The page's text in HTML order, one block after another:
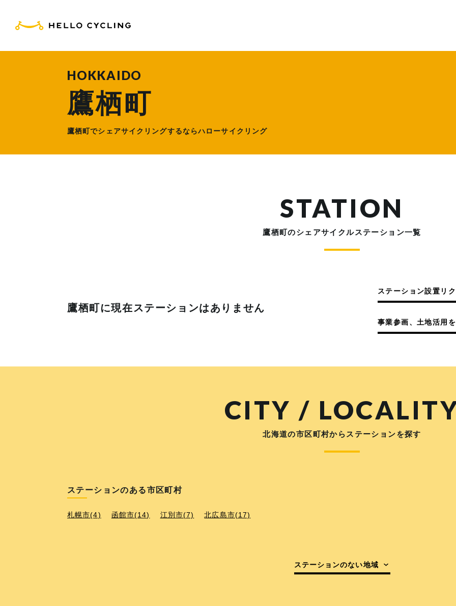
HOKKAIDO
鷹栖町
鷹栖町でシェアサイクリングするならハローサイクリング
STATION
鷹栖町のシェアサイクルステーション一覧
鷹栖町に現在ステーションはありません
ステーション設置リ
事業参画、土地活用
CITY /
北海道の市区町村からステーションを探す
ステーションのある市区町村
札幌市(4) 函館市(14) 江別市(7) 北広島市(17)
ステーションのない地域